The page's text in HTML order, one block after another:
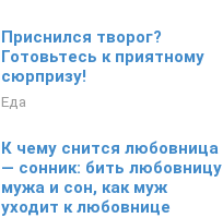
Приснился творог?
Готовьтесь к приятному
сюрпризу!
Еда
К чему снится любовница
— сонник: бить любовницу
мужа и сон, как муж
уходит к любовнице